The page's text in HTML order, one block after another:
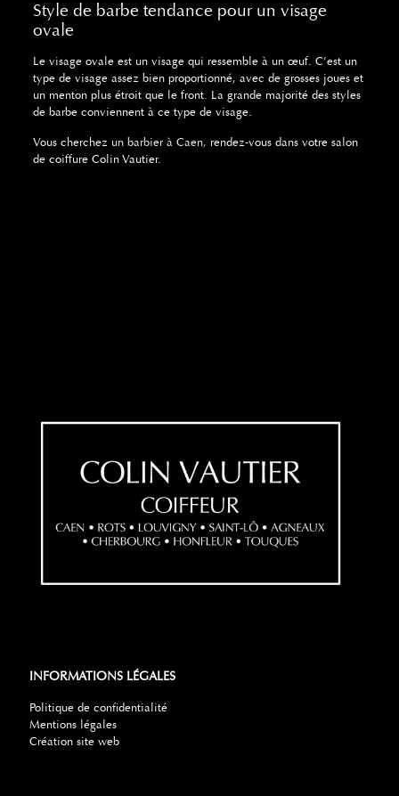
Style de barbe tendance pour un visage
ovale
Le visage ovale est un visage qui ressemble à un œuf. C’est un
type de visage assez bien proportionné, avec de grosses joues et
un menton plus étroit que le front. La grande majorité des styles
de barbe conviennent à ce type de visage.
Vous cherchez un barbier à Caen, rendez-vous dans votre salon
de coiffure Colin Vautier.
INFORMATIONS LÉGALES
Politique de confidentialité
Mentions légales
Création site web